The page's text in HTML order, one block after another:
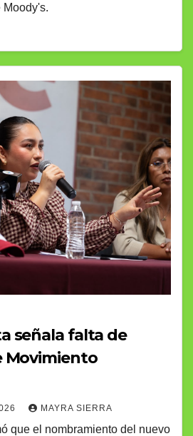
señala falta de
Movimiento
MAYRA SIERRA
que el nombramiento del nuevo